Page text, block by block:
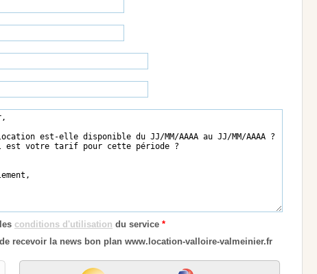
conditions d'utilisation du service *
recevoir la news bon plan www.location-valloire-valmeinier.fr